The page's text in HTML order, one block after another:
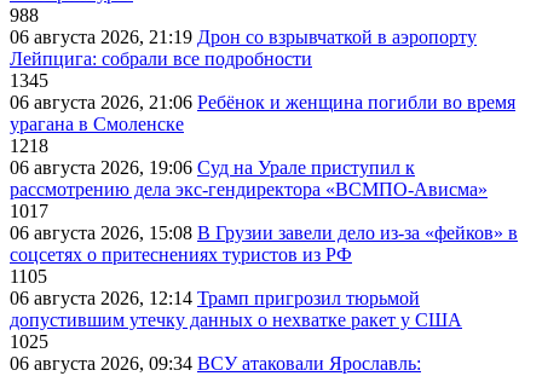
988
06 августа 2026, 21:19 Дрон со взрывчаткой в аэропорту
Лейпцига: собрали все подробности
1345
06 августа 2026, 21:06 Ребёнок и женщина погибли во время
урагана в Смоленске
1218
06 августа 2026, 19:06 Суд на Урале приступил к
рассмотрению дела экс-гендиректора «ВСМПО-Ависма»
1017
06 августа 2026, 15:08 В Грузии завели дело из-за «фейков» в
соцсетях о притеснениях туристов из РФ
1105
06 августа 2026, 12:14 Трамп пригрозил тюрьмой
допустившим утечку данных о нехватке ракет у США
1025
06 августа 2026, 09:34 ВСУ атаковали Ярославль: